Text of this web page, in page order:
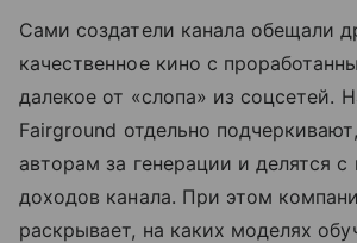
Сами создатели канала обещали
качественное кино с
далекое от «слопа» из соцсетей.
Fairground отдельно
авторам за генерации и делятся
доходов канала. При этом
раскрывает, на каких моделях